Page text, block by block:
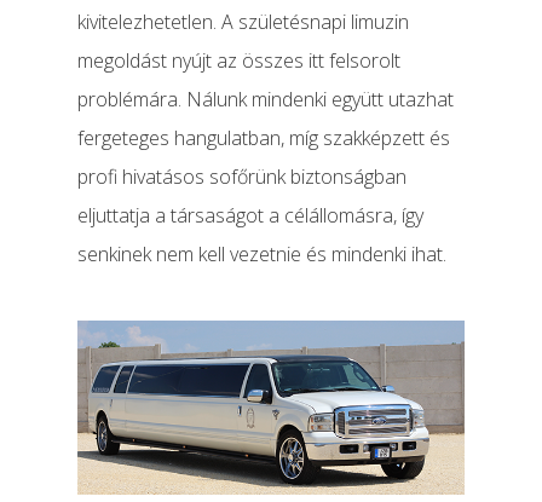
kivitelezhetetlen. A születésnapi limuzin
megoldást nyújt az összes itt felsorolt
problémára. Nálunk mindenki együtt utazhat
fergeteges hangulatban, míg szakképzett és
profi hivatásos sofőrünk biztonságban
eljuttatja a társaságot a célállomásra, így
senkinek nem kell vezetnie és mindenki ihat.
Limuzin Bérlés
Limo Rental